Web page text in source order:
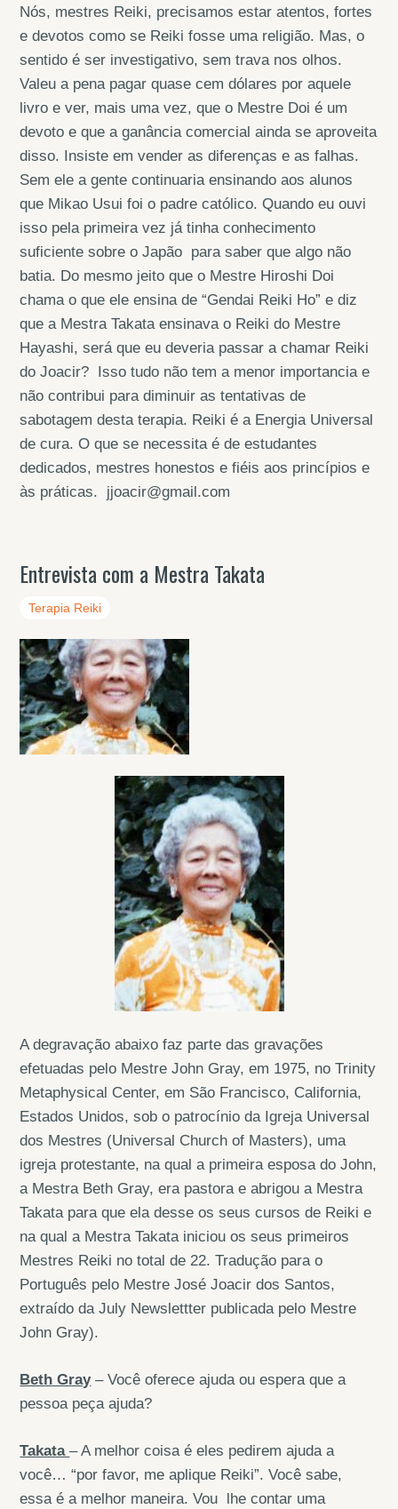
Nós, mestres Reiki, precisamos estar atentos, fortes
e devotos como se Reiki fosse uma religião. Mas, o
sentido é ser investigativo, sem trava nos olhos.
Valeu a pena pagar quase cem dólares por aquele
livro e ver, mais uma vez, que o Mestre Doi é um
devoto e que a ganância comercial ainda se aproveita
disso. Insiste em vender as diferenças e as falhas.
Sem ele a gente continuaria ensinando aos alunos
que Mikao Usui foi o padre católico. Quando eu ouvi
isso pela primeira vez já tinha conhecimento
suficiente sobre o Japão para saber que algo não
batia. Do mesmo jeito que o Mestre Hiroshi Doi
chama o que ele ensina de “Gendai Reiki Ho” e diz
que a Mestra Takata ensinava o Reiki do Mestre
Hayashi, será que eu deveria passar a chamar Reiki
do Joacir? Isso tudo não tem a menor importancia e
não contribui para diminuir as tentativas de
sabotagem desta terapia. Reiki é a Energia Universal
de cura. O que se necessita é de estudantes
dedicados, mestres honestos e fiéis aos princípios e
às práticas. jjoacir@gmail.com
Entrevista com a Mestra Takata
Terapia Reiki
A degravação abaixo faz parte das gravações
efetuadas pelo Mestre John Gray, em 1975, no Trinity
Metaphysical Center, em São Francisco, California,
Estados Unidos, sob o patrocínio da Igreja Universal
dos Mestres (Universal Church of Masters), uma
igreja protestante, na qual a primeira esposa do John,
a Mestra Beth Gray, era pastora e abrigou a Mestra
Takata para que ela desse os seus cursos de Reiki e
na qual a Mestra Takata iniciou os seus primeiros
Mestres Reiki no total de 22. Tradução para o
Português pelo Mestre José Joacir dos Santos,
extraído da July Newslettter publicada pelo Mestre
John Gray).
Beth Gray– Você oferece ajuda ou espera que a
pessoa peça ajuda?
Takata– A melhor coisa é eles pedirem ajuda a
você… “por favor, me aplique Reiki”. Você sabe,
essa é a melhor maneira. Vou lhe contar uma